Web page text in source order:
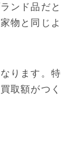
ンド品だと
物と同じよ
ります。特
取額がつく